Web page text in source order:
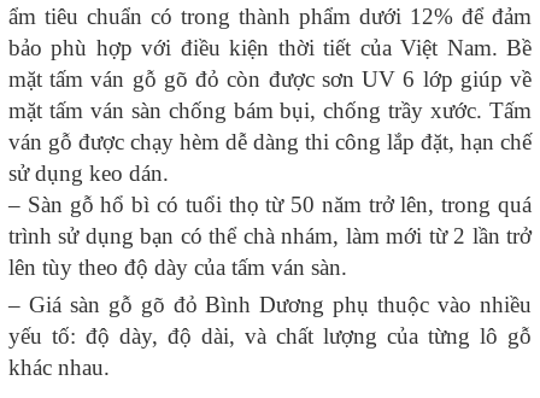
ẩm tiêu chuẩn có trong thành phẩm dưới 12% để đảm
bảo phù hợp với điều kiện thời tiết của Việt Nam. Bề
mặt tấm ván gỗ gõ đỏ còn được sơn UV 6 lớp giúp về
mặt tấm ván sàn chống bám bụi, chống trầy xước. Tấm
ván gỗ được chạy hèm dễ dàng thi công lắp đặt, hạn chế
sử dụng keo dán.
– Sàn gỗ hổ bì có tuổi thọ từ 50 năm trở lên, trong quá
trình sử dụng bạn có thể chà nhám, làm mới từ 2 lần trở
lên tùy theo độ dày của tấm ván sàn.
– Giá sàn gỗ gõ đỏ Bình Dương phụ thuộc vào nhiều
yếu tố: độ dày, độ dài, và chất lượng của từng lô gỗ
khác nhau.